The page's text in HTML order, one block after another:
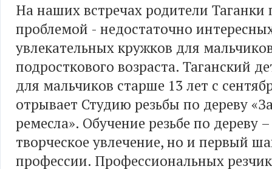
На наших встречах родители Таганки
проблемой - недостаточно
увлекательных кружков для
подросткового возраста. Таганский
для мальчиков старше 13 лет с
отрывает Студию резьбы по дереву
ремесла». Обучение резьбе по дереву
творческое увлечение, но и первый
профессии. Профессиональных